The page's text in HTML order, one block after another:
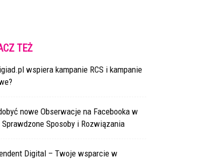
TEŻ
wspiera kampanie RCS i kampanie
nowe Obserwacje na Facebooka w
Sprawdzone Sposoby i Rozwiązania
Digital – Twoje wsparcie w